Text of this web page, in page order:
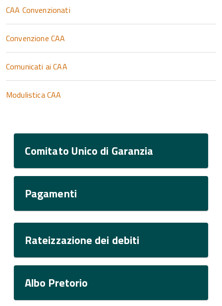
CAA Convenzionati
Convenzione CAA
Comunicati ai CAA
Modulistica CAA
Comitato Unico di Garanzia
Pagamenti
Rateizzazione dei debiti
Albo Pretorio